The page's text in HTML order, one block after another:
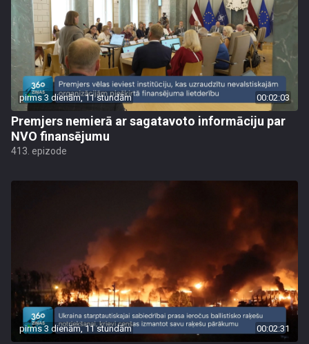
pirms 3 dienām, 11 stundām 00:02:03
Premjers nemierā ar sagatavoto informāciju par
NVO finansējumu
413. epizode
pirms 3 dienām, 11 stundām 00:02:31